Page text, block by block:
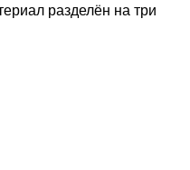
разделён на три